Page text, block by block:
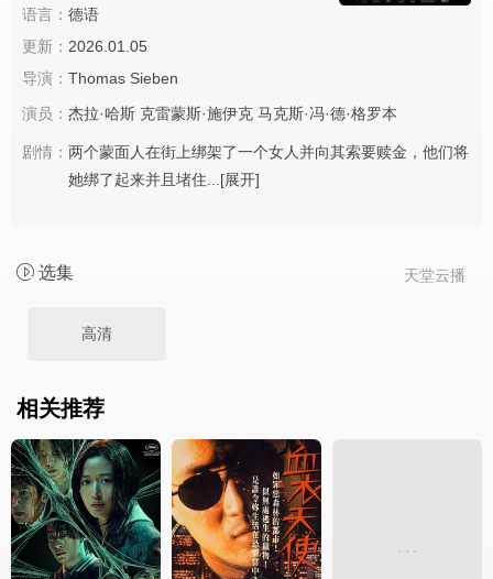
语言： 德语
更新： 2026.01.05
导演： Thomas Sieben
演员： 杰拉·哈斯 克雷蒙斯·施伊克 马克斯·冯·德·格罗本
剧情： 两个蒙面人在街上绑架了一个女人并向其索要赎金，他们将
她绑了起来并且堵住... [展开]
天堂云播
选集
高清
相关推荐